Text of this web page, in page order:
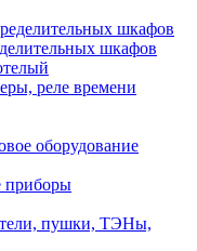
шкафов
реле времени
оборудование
приборы